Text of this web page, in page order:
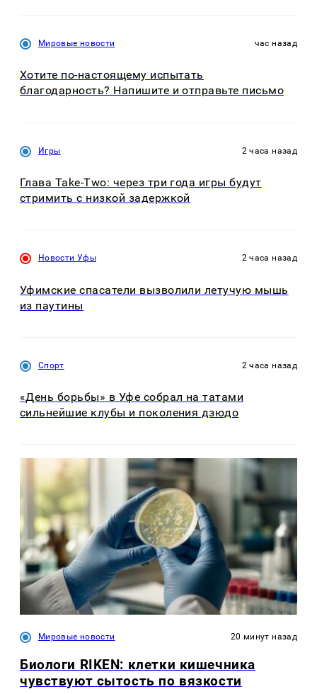
Мировые новости час назад
Хотите по-настоящему испытать
благодарность? Напишите и отправьте письмо
Игры 2 часа назад
Глава Take-Two: через три года игры будут
стримить с низкой задержкой
Новости Уфы 2 часа назад
Уфимские спасатели вызволили летучую мышь
из паутины
Спорт 2 часа назад
«День борьбы» в Уфе собрал на татами
сильнейшие клубы и поколения дзюдо
Мировые новости 20 минут назад
Биологи RIKEN: клетки кишечника
чувствуют сытость по вязкости